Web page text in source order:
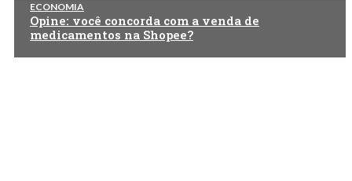
ECONOMIA
Opine: você concorda com a venda de
medicamentos na Shopee?